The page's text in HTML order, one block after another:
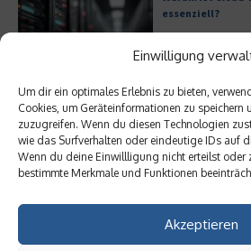
Einwilligung
Um dir ein optimales Erlebnis zu bieten,
Cookies, um Geräteinformationen zu
zuzugreifen. Wenn du diesen Technologien
wie das Surfverhalten oder eindeutige IDs auf
Wenn du deine Einwillligung nicht erteilst oder
bestimmte Merkmale und Funktionen
Akzeptieren
essenziell?
Bürofläche neu